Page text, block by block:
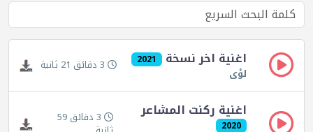
اغنية اخر نسخة 2021
لؤى 3 دقائق 21 ثانية
اغنية ركنت المشاعر
2020
3 دقائق 59